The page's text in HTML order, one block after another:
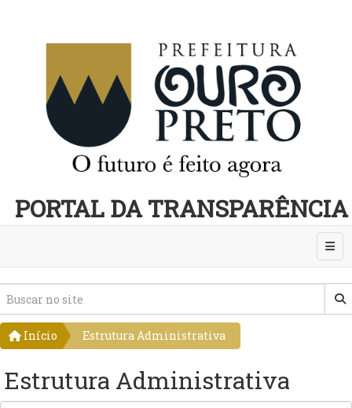
PORTAL DA TRANSPARÊNCIA
Início Estrutura Administrativa
Estrutura Administrativa